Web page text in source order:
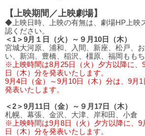
【上映期間／上映劇場】
◆上映日時、上映の有無は、劇場HP上映
認ください。
＜1＞9月１日（火）～９月10日（木）
宮城大河原、浦和、入間、新座、松戸、
い、新潟、豊橋、稲沢、橿原、福岡もも
※上映時間は8月25日（火）夕方以降に、
日（木）分を発表いたします。
9月4日（金）～9月10日（木）分は、9月
発表いたします。
＜2＞9月11日（金）～９月17日（木）
札幌、幕張、金沢、大津、岸和田、小倉
※上映時間は9月8日（火）夕方以降に、9
日（木）分を発表いたします。